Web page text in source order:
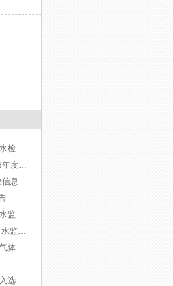
山东德源环氧科技有限公司地下水检测报告
山东德源环氧科技有限公司2023年度社会责任报告
2024年度危险废物污染环境防治信息公开
山东德源环氧科技有限公司地下水监测报告
山东德源环氧科技有限公司 地下水监测报告与土壤监测报告
山东德源环氧科技有限公司温室气体排放报告
山东德源环氧科技有限公司成功入选国家专精特新“小巨人”企业名单